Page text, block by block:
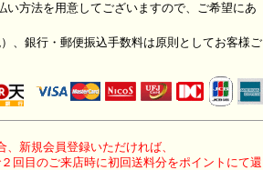
い方法を用意してございますので、ご希望にあ
、銀行・郵便振込手数料は原則としてお客様ご
新規会員登録いただければ、
回目のご来店時に初回送料分をポイントにて還